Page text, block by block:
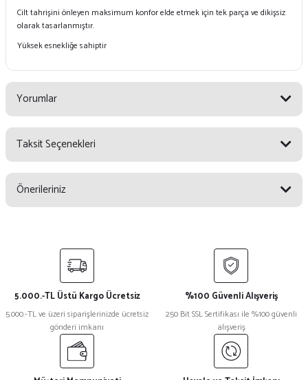
Cilt tahrişini önleyen maksimum konfor elde etmek için tek parça ve dikişsiz
olarak tasarlanmıştır.
Yüksek esnekliğe sahiptir
Yorumlar
Yorum Yaz
Taksit Seçenekleri
Önerileriniz
yetersiz gördüğünüz noktaları öneri formunu kullanarak tarafımıza
Görüş ve önerileriniz için teşekkür ederiz.
Ürün resmi kalitesiz, bozuk veya görüntülenemiyor.
Ürün açıklamasında eksik bilgiler bulunuyor.
Ürün bilgilerinde hatalar bulunuyor.
Ürün fiyatı diğer sitelerden daha pahalı.
5.000.-TL Üstü Kargo Ücretsiz
5.000.-TL ve üzeri siparişlerinizde ücretsiz
gönderi imkanı
%100 Güvenli Alışveriş
250 Bit SSL Sertifikası ile %100 güvenli
alışveriş